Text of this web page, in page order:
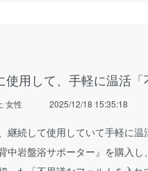
使用して、手軽に温活「
女性 2025/12/18 15:35:18
継続して使用していて手軽に
中岩盤浴サポーター』を購入